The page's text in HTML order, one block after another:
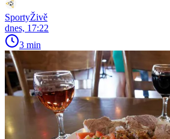
SportyŽivě
dnes, 17:22
3 min